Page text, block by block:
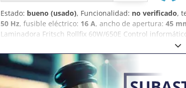
Estado: bueno (usado), Funcionalidad: no verificado,
50 Hz, fusible eléctrico: 16 A, ancho de apertura: 45
Laminadora Fritsch Rollfix 60W/650E Control
masa, tanto para laminar como para estirar Plancha
inoxidable ancho máximo del producto: 650 mm